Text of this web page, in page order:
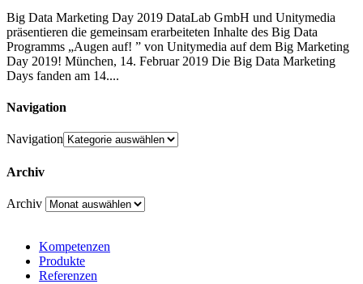
Big Data Marketing Day 2019 DataLab GmbH und Unitymedia
präsentieren die gemeinsam erarbeiteten Inhalte des Big Data
Programms „Augen auf! ” von Unitymedia auf dem Big Marketing
Day 2019! München, 14. Februar 2019 Die Big Data Marketing
Days fanden am 14....
Navigation
Navigation
Archiv
Archiv
Kompetenzen
Produkte
Referenzen